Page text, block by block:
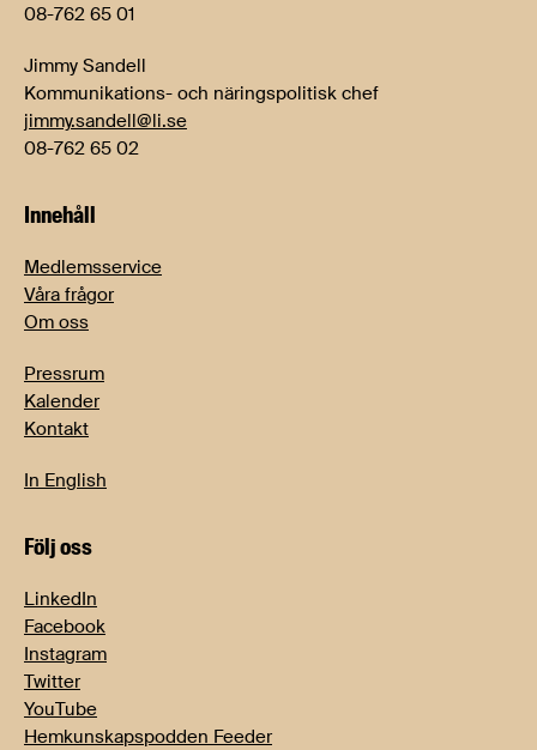
08-762 65 01
Jimmy Sandell
Kommunikations- och näringspolitisk chef
jimmy.sandell@li.se
08-762 65 02
Innehåll
Medlemsservice
Våra frågor
Om oss
Pressrum
Kalender
Kontakt
In English
Följ oss
LinkedIn
Facebook
Instagram
Twitter
YouTube
Hemkunskapspodden Feeder